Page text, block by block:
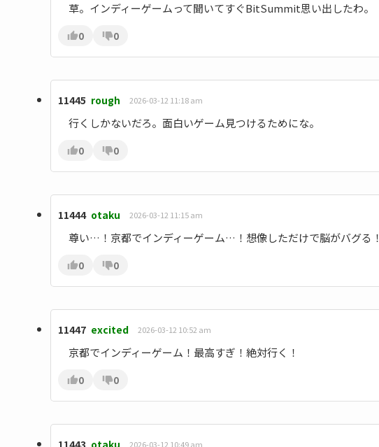
草。インディーゲームって聞いてすぐBitSummit思い出したわ。
0 0
11445 rough 2026-03-12 11:18 am
行くしかないだろ。面白いゲーム見つけるためにな。
0 0
11444 otaku 2026-03-12 11:15 am
尊い…！京都でインディーゲーム…！想像しただけで脳がバグる！
0 0
11447 excited 2026-03-12 10:52 am
京都でインディーゲーム！最高すぎ！絶対行く！
0 0
11443 otaku 2026-03-12 10:49 am